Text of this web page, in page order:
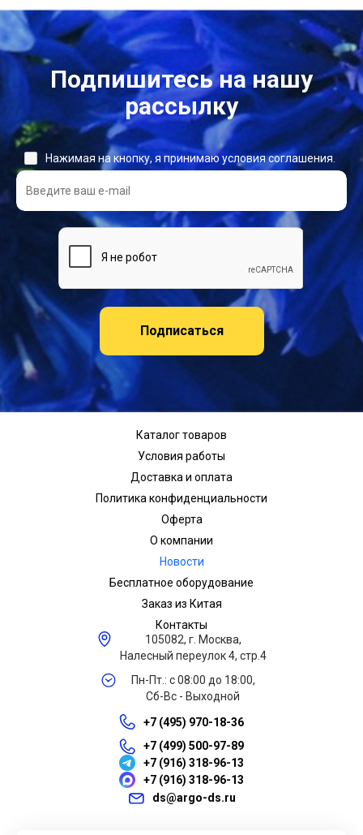
Подпишитесь на нашу
рассылку
Подписаться
Нажимая на кнопку, я принимаю условия соглашения.
Каталог товаров
Условия работы
Доставка и оплата
Политика конфиденциальности
Оферта
О компании
Новости
Бесплатное оборудование
Заказ из Китая
Контакты
105082, г. Москва,
Налесный переулок 4, стр.4
Пн-Пт.: с 08:00 до 18:00,
Сб-Вс - Выходной
+7 (495) 970-18-36
+7 (499) 500-97-89
+7 (916) 318-96-13
+7 (916) 318-96-13
ds@argo-ds.ru